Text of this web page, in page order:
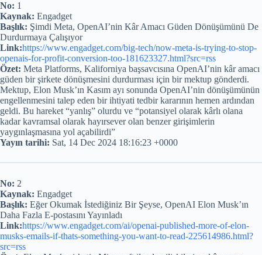
No: 1
Kaynak: Engadget
Başlık: Şimdi Meta, OpenAI’nin Kâr Amacı Güden Dönüşümünü De
Durdurmaya Çalışıyor
Link:https://www.engadget.com/big-tech/now-meta-is-trying-to-stop-
openais-for-profit-conversion-too-181623327.html?src=rss
Özet: Meta Platforms, Kaliforniya başsavcısına OpenAI’nin kâr amacı
güden bir şirkete dönüşmesini durdurması için bir mektup gönderdi.
Mektup, Elon Musk’ın Kasım ayı sonunda OpenAI’nin dönüşümünün
engellenmesini talep eden bir ihtiyati tedbir kararının hemen ardından
geldi. Bu hareket “yanlış” olurdu ve “potansiyel olarak kârlı olana
kadar kavramsal olarak hayırsever olan benzer girişimlerin
yaygınlaşmasına yol açabilirdi”
Yayın tarihi: Sat, 14 Dec 2024 18:16:23 +0000
No: 2
Kaynak: Engadget
Başlık: Eğer Okumak İstediğiniz Bir Şeyse, OpenAI Elon Musk’ın
Daha Fazla E-postasını Yayınladı
Link:https://www.engadget.com/ai/openai-published-more-of-elon-
musks-emails-if-thats-something-you-want-to-read-225614986.html?
src=rss